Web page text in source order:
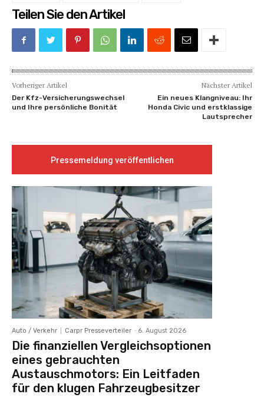
Teilen Sie den Artikel
Vorheriger Artikel
Der Kfz-Versicherungswechsel
und Ihre persönliche Bonität
Nächster Artikel
Ein neues Klangniveau: Ihr
Honda Civic und erstklassige
Lautsprecher
Pressemeldung veröffentlichen
Auto / Verkehr Carpr Presseverteiler - 6. August 2026
Die finanziellen Vergleichsoptionen
eines gebrauchten
Austauschmotors: Ein Leitfaden
für den klugen Fahrzeugbesitzer